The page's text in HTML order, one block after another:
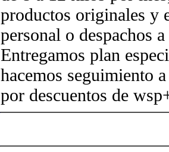
productos originales y
personal o despachos
Entregamos plan
hacemos seguimiento
por descuentos de